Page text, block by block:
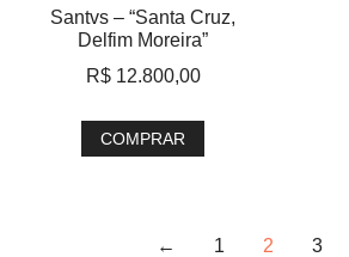
Santvs – “Santa Cruz,
Delfim Moreira”
R$12.800,00
COMPRAR
← 1 2 3